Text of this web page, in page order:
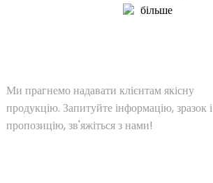
більше
Ми прагнемо надавати клієнтам якісну
продукцію. Запитуйте інформацію, зразок і
пропозицію, зв'яжіться з нами!